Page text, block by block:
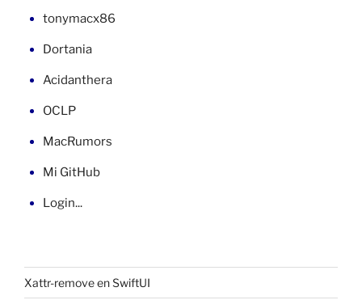
tonymacx86
Dortania
Acidanthera
OCLP
MacRumors
Mi GitHub
Login...
Xattr-remove en SwiftUI